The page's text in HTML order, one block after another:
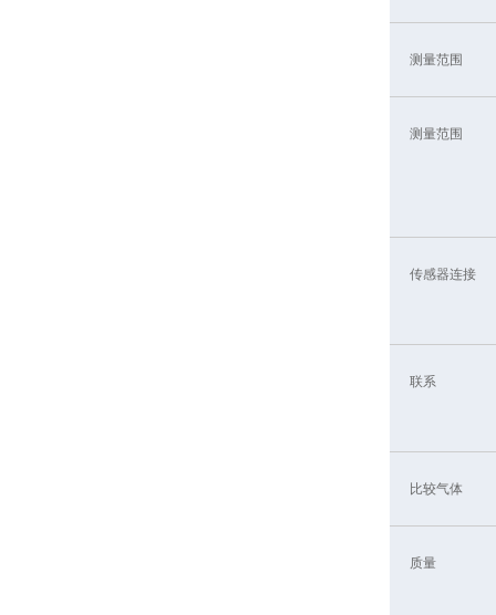
测量范围
测量范围
传感器连接
联系
比较气体
质量